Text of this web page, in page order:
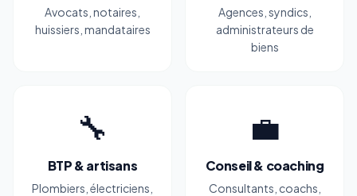
Avocats, notaires,
huissiers, mandataires
Agences, syndics,
administrateurs de
biens
🔧
BTP & artisans
Plombiers, électriciens,
💼
Conseil & coaching
Consultants, coachs,